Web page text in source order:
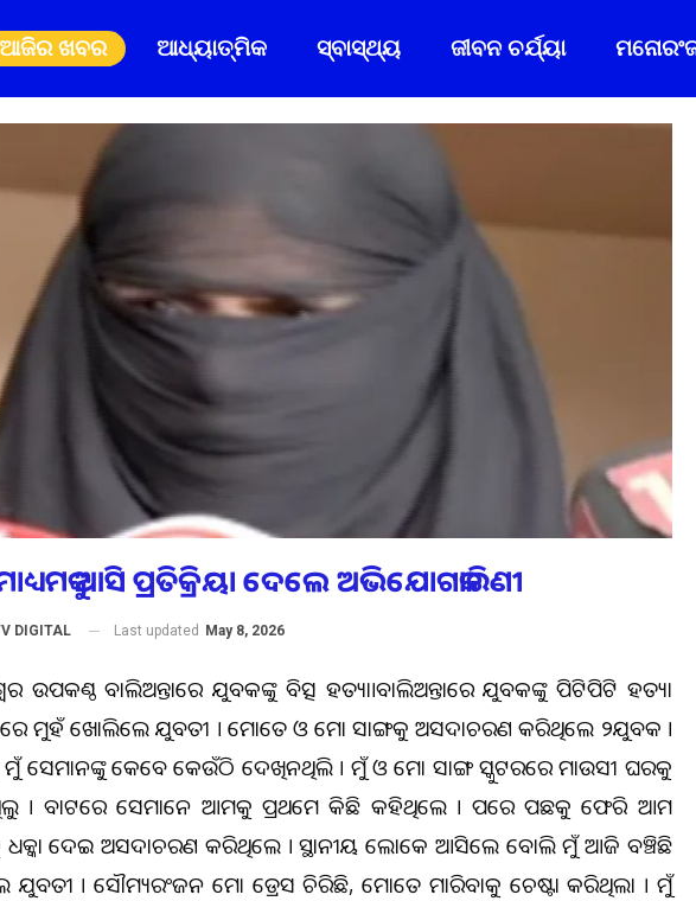
ଆଜିର ଖବର ଆଧ୍ୟାତ୍ମିକ ସ୍ବାସ୍ଥ୍ୟ ଜୀବନ ଚର୍ଯ୍ୟା
ଆସି ପ୍ରତିକ୍ରିୟା ଦେଲେ ଅଭିଯୋଗକାରିଣୀ
DIGITAL Last updated May 8, 2026
ଉପକଣ୍ଠ ବାଲିଅନ୍ତାରେ ଯୁବକଙ୍କୁ ବିଭତ୍ସ ହତ୍ୟା।ବାଲିଅନ୍ତାରେ ଯୁବକଙ୍କୁ ପିଟିପିଟି ହତ୍ୟା
ମୁହଁ ଖୋଲିଲେ ଯୁବତୀ । ମୋତେ ଓ ମୋ ସାଙ୍ଗକୁ ଅସଦାଚରଣ କରିଥିଲେ ୨ଯୁବକ ।
ସେମାନଙ୍କୁ କେବେ କେଉଁଠି ଦେଖିନଥିଲି । ମୁଁ ଓ ମୋ ସାଙ୍ଗ ସ୍କୁଟରରେ ମାଉସୀ ଘରକୁ
। ବାଟରେ ସେମାନେ ଆମକୁ ପ୍ରଥମେ କିଛି କହିଥିଲେ । ପରେ ପଛକୁ ଫେରି ଆମ
ଧକ୍କା ଦେଇ ଅସଦାଚରଣ କରିଥିଲେ । ସ୍ଥାନୀୟ ଲୋକେ ଆସିଲେ ବୋଲି ମୁଁ ଆଜି ବଞ୍ଚିଛି
ଯୁବତୀ । ସୌମ୍ୟରଂଜନ ମୋ ଡ୍ରେସ ଚିରିଛି, ମୋତେ ମାରିବାକୁ ଚେଷ୍ଟା କରିଥିଲା । ମୁଁ